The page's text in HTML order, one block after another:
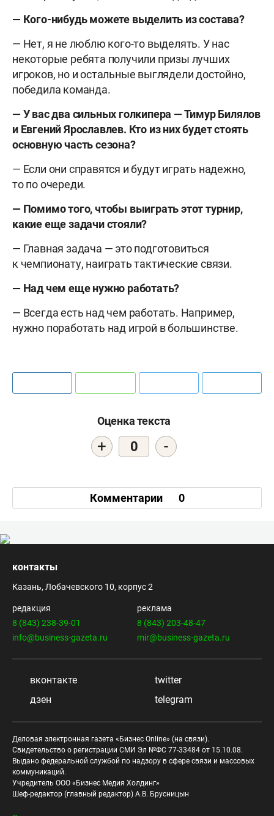
— Кого-нибудь можете выделить из состава?
— Нет, я не люблю кого-то выделять. У нас
некоторые ребята получили призы лучших
игроков, но и остальные выглядели достойно,
победила команда.
— У вас два сильных голкипера — Тимур Билялов
и Евгений Ярославлев. Кто из них будет стоять
основную часть сезона?
— Если они справятся и будут играть надежно,
то по очереди.
— Помимо того, чтобы выиграть этот турнир,
какие еще задачи стояли?
— Главная задача — это подготовиться
к чемпионату, наиграть тактические связи.
— Над чем еще нужно работать?
— Всегда есть над чем работать. Например,
нужно поработать над игрой в большинстве.
Оценка текста
+ 0 -
Комментарии 0
контакты
Казань, Лобачевского 10, корпус 2
редакция
8 (843) 238-39-01
info@business-gazeta.ru
реклама
8 (843) 203-48-47
mir@business-gazeta.ru
вконтакте
twitter
дзен
telegram
Деловая электронная газета «Бизнес Online» (на связи).
Свидетельство о регистрации СМИ Эл №ФС 77-33484 от 15.10.08.
Выдано федеральной службой по надзору в сфере связи и массовых
коммуникаций.
Учредитель ООО «Бизнес Медия Холдинг»
Шеф-редактор (главный редактор) А.В. Брусницын